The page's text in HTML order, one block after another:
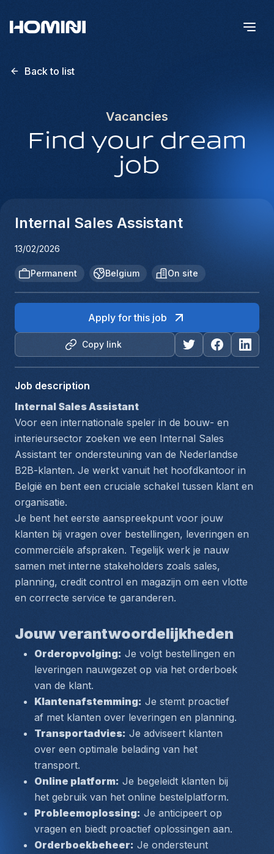
Back to list
Vacancies
Find your dream
job
Internal Sales Assistant
13/02/2026
Permanent Belgium On site
Copy link
Apply for this job
Job description
Internal Sales Assistant
Voor een internationale speler in de bouw- en
interieursector zoeken we een Internal Sales
Assistant ter ondersteuning van de Nederlandse
B2B-klanten. Je werkt vanuit het hoofdkantoor in
België en bent een cruciale schakel tussen klant en
organisatie.
Je bent het eerste aanspreekpunt voor jouw
klanten bij vragen over bestellingen, leveringen en
commerciële afspraken. Tegelijk werk je nauw
samen met interne stakeholders zoals sales,
planning, credit control en magazijn om een vlotte
en correcte service te garanderen.
Jouw verantwoordelijkheden
Orderopvolging: Je volgt bestellingen en
leveringen nauwgezet op via het orderboek
van de klant.
Klantenafstemming: Je stemt proactief
af met klanten over leveringen en planning.
Transportadvies: Je adviseert klanten
over een optimale belading van het
transport.
Online platform: Je begeleidt klanten bij
het gebruik van het online bestelplatform.
Probleemoplossing: Je anticipeert op
vragen en biedt proactief oplossingen aan.
Orderboekbeheer: Je ondersteunt